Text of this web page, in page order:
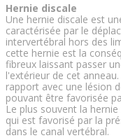
Hernie discale
Une hernie discale est
caractérisée par le
intervertébral hors des
cette hernie est la
fibreux laissant passer
l'extérieur de cet
rapport avec une lésion
pouvant être favorisée
Le plus souvent la
qui est favorisé par la
dans le canal vertébral.